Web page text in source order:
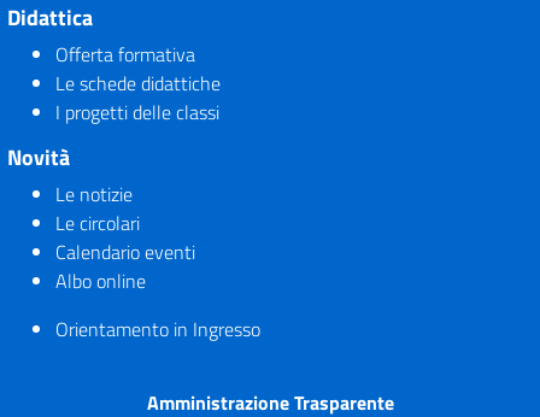
Didattica
Offerta formativa
Le schede didattiche
I progetti delle classi
Novità
Le notizie
Le circolari
Calendario eventi
Albo online
Orientamento in Ingresso
Amministrazione Trasparente